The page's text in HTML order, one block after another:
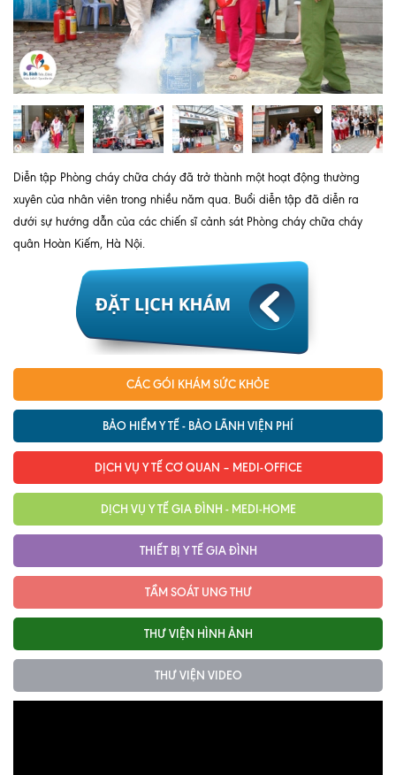
TRANG CHỦ
Quy trình khám BHYT
Hồ sơ năng lực phòng khám
TIN TỨC
Thông tin y tế
Tin Ưu đãi
Tin sự kiện
Báo chí nói về chúng tôi
DỊCH VỤ
Các chuyên khoa tại Phòng khám
Sản - Phụ Khoa
Nhi
Da Liễu
Vật lý trị liệu hồi phục chức năng
Xét nghiệm
Diễn tập Phòng cháy chữa cháy đã trở thành một hoạt động thường
xuyên của nhân viên trong nhiều năm qua. Buổi diễn tập đã diễn ra
dưới sự hướng dẫn của các chiến sĩ cảnh sát Phòng cháy chữa cháy
quân Hoàn Kiếm, Hà Nội.
CÁC GÓI KHÁM SỨC KHỎE
BẢO HIỂM Y TẾ - BẢO LÃNH VIỆN PHÍ
DỊCH VỤ Y TẾ CƠ QUAN – MEDI-OFFICE
DỊCH VỤ Y TẾ GIA ĐÌNH - MEDI-HOME
THIẾT BỊ Y TẾ GIA ĐÌNH
TẦM SOÁT UNG THƯ
THƯ VIỆN HÌNH ẢNH
THƯ VIỆN VIDEO